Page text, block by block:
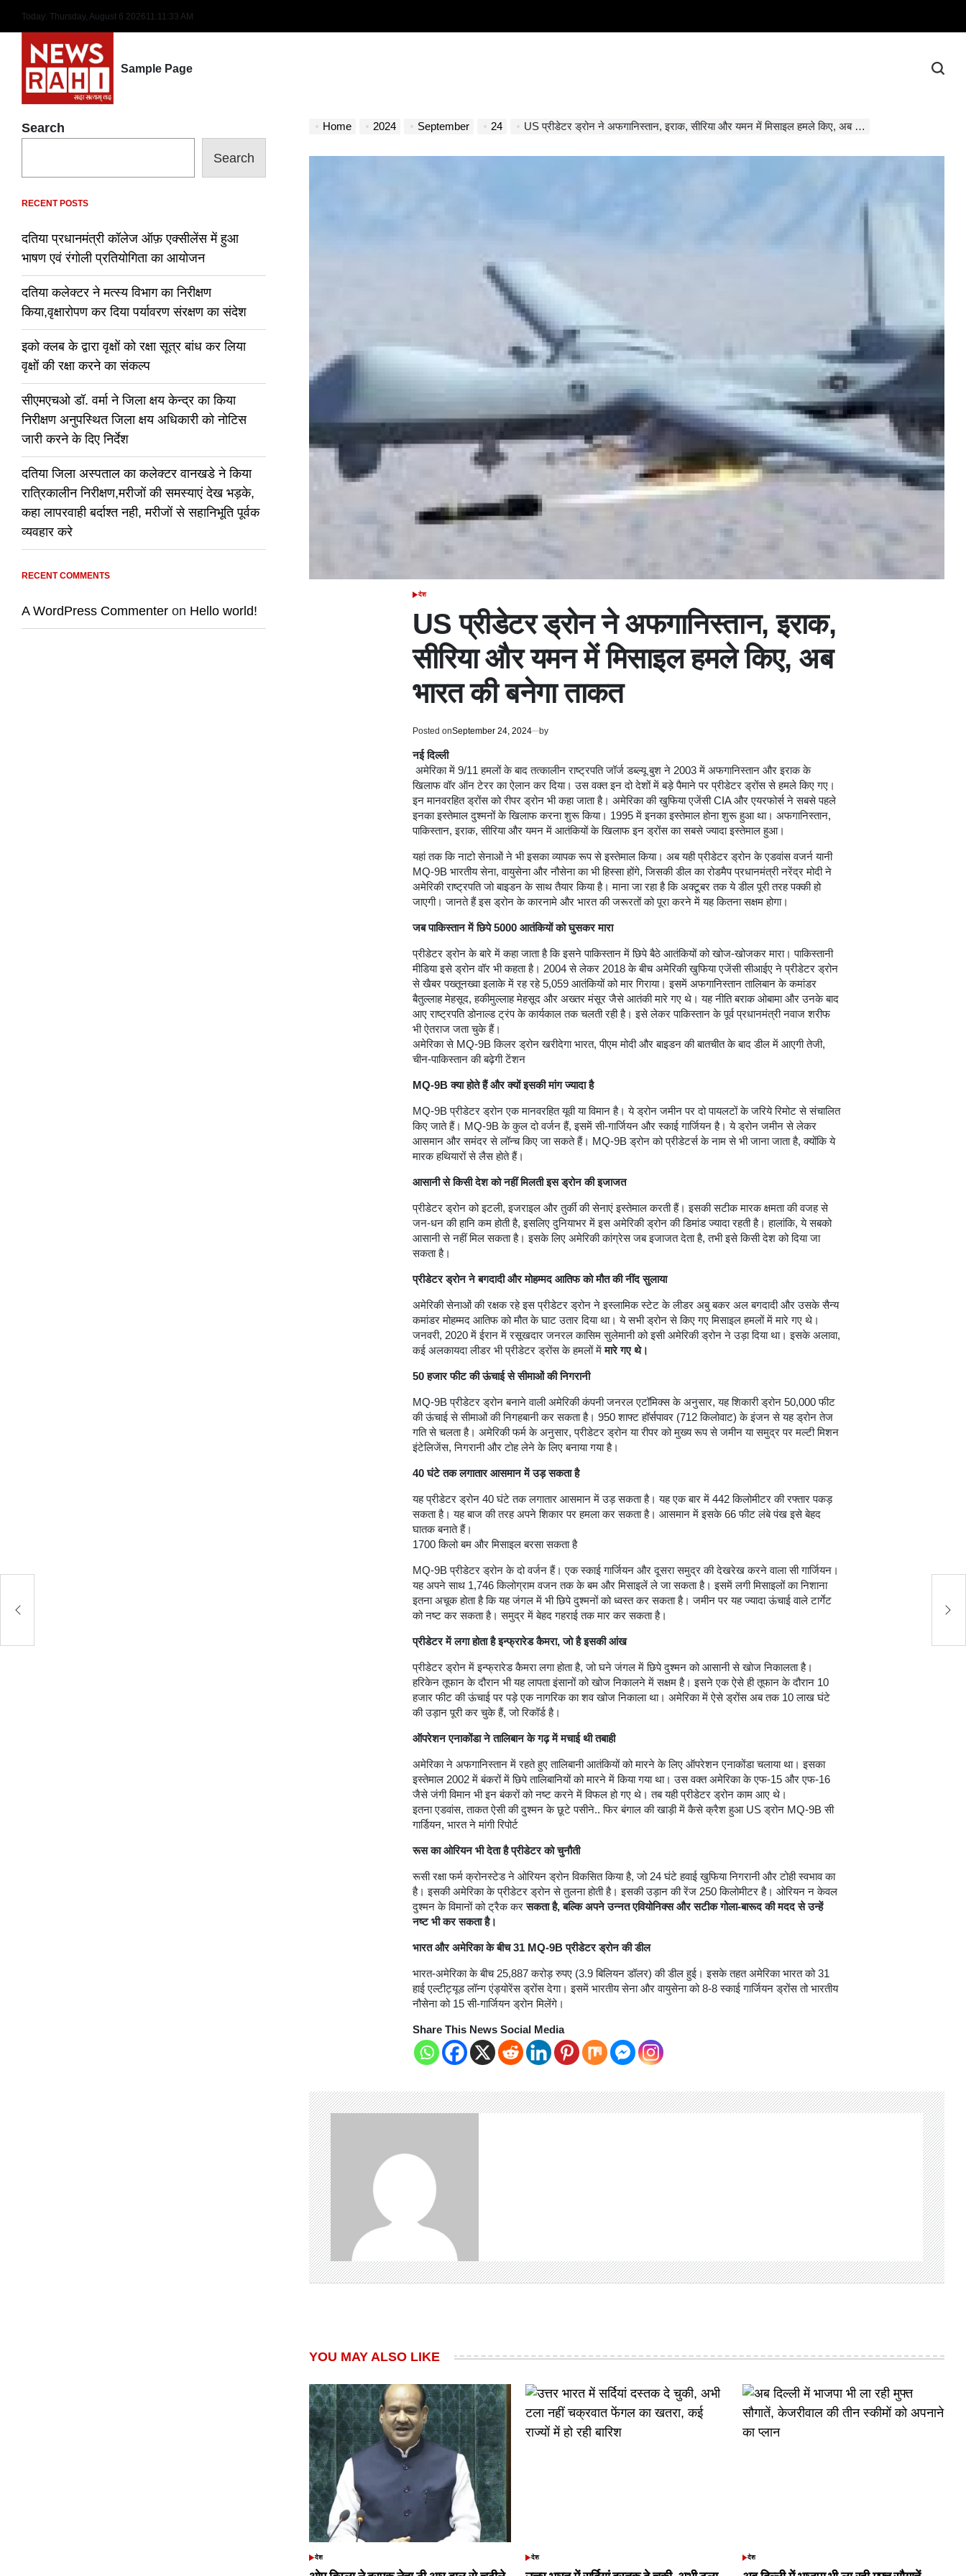
content
Today: Thursday, August 6 202611 :11 :34 AM
Sample Page
Home 2024 September 24 US प्रीडेटर ड्रोन ने अफगानिस्तान, इराक, सीरिया और यमन में मिसाइल हमले किए, अब भारत की बनेगा ताकत
POSTED
देश
US प्रीडेटर ड्रोन ने अफगानिस्तान, इराक,
सीरिया और यमन में मिसाइल हमले किए, अब
भारत की बनेगा ताकत
Posted onSeptember 24, 2024 by
नई दिल्ली
अमेरिका में 9/11 हमलों के बाद तत्कालीन राष्ट्रपति जॉर्ज डब्ल्यू बुश ने 2003 में अफगानिस्तान और इराक के
खिलाफ वॉर ऑन टेरर का ऐलान कर दिया। उस वक्त इन दो देशों में बड़े पैमाने पर प्रीडेटर ड्रोंस से हमले किए गए।
इन मानवरहित ड्रोंस को रीपर ड्रोन भी कहा जाता है। अमेरिका की खुफिया एजेंसी CIA और एयरफोर्स ने सबसे पहले
इनका इस्तेमाल दुश्मनों के खिलाफ करना शुरू किया। 1995 में इनका इस्तेमाल होना शुरू हुआ था। अफगानिस्तान,
पाकिस्तान, इराक, सीरिया और यमन में आतंकियों के खिलाफ इन ड्रोंस का सबसे ज्यादा इस्तेमाल हुआ।
यहां तक कि नाटो सेनाओं ने भी इसका व्यापक रूप से इस्तेमाल किया। अब यही प्रीडेटर ड्रोन के एडवांस वजर्न यानी
MQ-9B भारतीय सेना, वायुसेना और नौसेना का भी हिस्सा होंगे, जिसकी डील का रोडमैप प्रधानमंत्री नरेंद्र मोदी ने
अमेरिकी राष्ट्रपति जो बाइडन के साथ तैयार किया है। माना जा रहा है कि अक्टूबर तक ये डील पूरी तरह पक्की हो
जाएगी। जानते हैं इस ड्रोन के कारनामे और भारत की जरूरतों को पूरा करने में यह कितना सक्षम होगा।
जब पाकिस्तान में छिपे 5000 आतंकियों को घुसकर मारा
प्रीडेटर ड्रोन के बारे में कहा जाता है कि इसने पाकिस्तान में छिपे बैठे आतंकियों को खोज-खोजकर मारा। पाकिस्तानी
मीडिया इसे ड्रोन वॉर भी कहता है। 2004 से लेकर 2018 के बीच अमेरिकी खुफिया एजेंसी सीआईए ने प्रीडेटर ड्रोन
से खैबर पख्तूनख्वा इलाके में रह रहे 5,059 आतंकियों को मार गिराया। इसमें अफगानिस्तान तालिबान के कमांडर
बैतुल्लाह मेहसूद, हकीमुल्लाह मेहसूद और अख्तर मंसूर जैसे आतंकी मारे गए थे। यह नीति बराक ओबामा और उनके बाद
आए राष्ट्रपति डोनाल्ड ट्रंप के कार्यकाल तक चलती रही है। इसे लेकर पाकिस्तान के पूर्व प्रधानमंत्री नवाज शरीफ
भी ऐतराज जता चुके हैं।
अमेरिका से MQ-9B किलर ड्रोन खरीदेगा भारत, पीएम मोदी और बाइडन की बातचीत के बाद डील में आएगी तेजी,
चीन-पाकिस्तान की बढ़ेगी टेंशन
MQ-9B क्या होते हैं और क्यों इसकी मांग ज्यादा है
MQ-9B प्रीडेटर ड्रोन एक मानवरहित यूवी या विमान है। ये ड्रोन जमीन पर दो पायलटों के जरिये रिमोट से संचालित
किए जाते हैं। MQ-9B के कुल दो वर्जन हैं, इसमें सी-गार्जियन और स्काई गार्जियन है। ये ड्रोन जमीन से लेकर
आसमान और समंदर से लॉन्च किए जा सकते हैं। MQ-9B ड्रोन को प्रीडेटर्स के नाम से भी जाना जाता है, क्योंकि ये
मारक हथियारों से लैस होते हैं।
आसानी से किसी देश को नहीं मिलती इस ड्रोन की इजाजत
प्रीडेटर ड्रोन को इटली, इजराइल और तुर्की की सेनाएं इस्तेमाल करती हैं। इसकी सटीक मारक क्षमता की वजह से
जन-धन की हानि कम होती है, इसलिए दुनियाभर में इस अमेरिकी ड्रोन की डिमांड ज्यादा रहती है। हालांकि, ये सबको
आसानी से नहीं मिल सकता है। इसके लिए अमेरिकी कांग्रेस जब इजाजत देता है, तभी इसे किसी देश को दिया जा
सकता है।
प्रीडेटर ड्रोन ने बगदादी और मोहम्मद आतिफ को मौत की नींद सुलाया
अमेरिकी सेनाओं की रक्षक रहे इस प्रीडेटर ड्रोन ने इस्लामिक स्टेट के लीडर अबु बकर अल बगदादी और उसके सैन्य
कमांडर मोहम्मद आतिफ को मौत के घाट उतार दिया था। ये सभी ड्रोन से किए गए मिसाइल हमलों में मारे गए थे।
जनवरी, 2020 में ईरान में रसूखदार जनरल कासिम सुलेमानी को इसी अमेरिकी ड्रोन ने उड़ा दिया था। इसके अलावा,
कई अलकायदा लीडर भी प्रीडेटर ड्रोंस के हमलों मेंमारे गए थे।
50 हजार फीट की ऊंचाई से सीमाओं की निगरानी
MQ-9B प्रीडेटर ड्रोन बनाने वाली अमेरिकी कंपनी जनरल एटॉमिक्स के अनुसार, यह शिकारी ड्रोन 50,000 फीट
की ऊंचाई से सीमाओं की निगहबानी कर सकता है। 950 शाफ्ट हॉर्सपावर (712 किलोवाट) के इंजन से यह ड्रोन तेज
गति से चलता है। अमेरिकी फर्म के अनुसार, प्रीडेटर ड्रोन या रीपर को मुख्य रूप से जमीन या समुद्र पर मल्टी मिशन
इंटेलिजेंस, निगरानी और टोह लेने के लिए बनाया गया है।
40 घंटे तक लगातार आसमान में उड़ सकता है
यह प्रीडेटर ड्रोन 40 घंटे तक लगातार आसमान में उड़ सकता है। यह एक बार में 442 किलोमीटर की रफ्तार पकड़
सकता है। यह बाज की तरह अपने शिकार पर हमला कर सकता है। आसमान में इसके 66 फीट लंबे पंख इसे बेहद
घातक बनाते हैं।
1700 किलो बम और मिसाइल बरसा सकता है
MQ-9B प्रीडेटर ड्रोन के दो वर्जन हैं। एक स्काई गार्जियन और दूसरा समुद्र की देखरेख करने वाला सी गार्जियन।
यह अपने साथ 1,746 किलोग्राम वजन तक के बम और मिसाइलें ले जा सकता है। इसमें लगी मिसाइलों का निशाना
इतना अचूक होता है कि यह जंगल में भी छिपे दुश्मनों को ध्वस्त कर सकता है। जमीन पर यह ज्यादा ऊंचाई वाले टार्गेट
को नष्ट कर सकता है। समुद्र में बेहद गहराई तक मार कर सकता है।
प्रीडेटर में लगा होता है इन्फ्रारेड कैमरा, जो है इसकी आंख
प्रीडेटर ड्रोन में इन्फ्रारेड कैमरा लगा होता है, जो घने जंगल में छिपे दुश्मन को आसानी से खोज निकालता है।
हरिकेन तूफान के दौरान भी यह लापता इंसानों को खोज निकालने में सक्षम है। इसने एक ऐसे ही तूफान के दौरान 10
हजार फीट की ऊंचाई पर पड़े एक नागरिक का शव खोज निकाला था। अमेरिका में ऐसे ड्रोंस अब तक 10 लाख घंटे
की उड़ान पूरी कर चुके हैं, जो रिकॉर्ड है।
ऑपरेशन एनाकोंडा ने तालिबान के गढ़ में मचाई थी तबाही
अमेरिका ने अफगानिस्तान में रहते हुए तालिबानी आतंकियों को मारने के लिए ऑपरेशन एनाकोंडा चलाया था। इसका
इस्तेमाल 2002 में बंकरों में छिपे तालिबानियों को मारने में किया गया था। उस वक्त अमेरिका के एफ-15 और एफ-16
जैसे जंगी विमान भी इन बंकरों को नष्ट करने में विफल हो गए थे। तब यही प्रीडेटर ड्रोन काम आए थे।
इतना एडवांस, ताकत ऐसी की दुश्मन के छूटे पसीने.. फिर बंगाल की खाड़ी में कैसे क्रैश हुआ US ड्रोन MQ-9B सी
गार्डियन, भारत ने मांगी रिपोर्ट
रूस का ओरियन भी देता है प्रीडेटर को चुनौती
रूसी रक्षा फर्म क्रोनस्टेड ने ओरियन ड्रोन विकसित किया है, जो 24 घंटे हवाई खुफिया निगरानी और टोही स्वभाव का
है। इसकी अमेरिका के प्रीडेटर ड्रोन से तुलना होती है। इसकी उड़ान की रेंज 250 किलोमीटर है। ओरियन न केवल
दुश्मन के विमानों को ट्रैक करसकता है, बल्कि अपने उन्नत एवियोनिक्स और सटीक गोला-बारूद की मदद से उन्हें
नष्ट भी कर सकता है।
भारत और अमेरिका के बीच 31 MQ-9B प्रीडेटर ड्रोन की डील
भारत-अमेरिका के बीच 25,887 करोड़ रुपए (3.9 बिलियन डॉलर) की डील हुई। इसके तहत अमेरिका भारत को 31
हाई एल्टीट्यूड लॉन्ग एंड्योरेंस ड्रोंस देगा। इसमें भारतीय सेना और वायुसेना को 8-8 स्काई गार्जियन ड्रोंस तो भारतीय
नौसेना को 15 सी-गार्जियन ड्रोन मिलेंगे।
Share This News Social Media
YOU MAY ALSO LIKE
POSTED
देश
POSTED
देश
POSTED
देश
Search
Search
RECENT POSTS
दतिया प्रधानमंत्री कॉलेज ऑफ़ एक्सीलेंस में हुआ
भाषण एवं रंगोली प्रतियोगिता का आयोजन
दतिया कलेक्टर ने मत्स्य विभाग का निरीक्षण
किया,वृक्षारोपण कर दिया पर्यावरण संरक्षण का संदेश
इको क्लब के द्वारा वृक्षों को रक्षा सूत्र बांध कर लिया
वृक्षों की रक्षा करने का संकल्प
सीएमएचओ डॉ. वर्मा ने जिला क्षय केन्द्र का किया
निरीक्षण अनुपस्थित जिला क्षय अधिकारी को नोटिस
जारी करने के दिए निर्देश
दतिया जिला अस्पताल का कलेक्टर वानखडे ने किया
रात्रिकालीन निरीक्षण,मरीजों की समस्याएं देख भड़के,
कहा लापरवाही बर्दाश्त नही, मरीजों से सहानिभूति पूर्वक
व्यवहार करे
RECENT COMMENTS
A WordPress Commenter on Hello world!